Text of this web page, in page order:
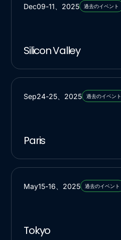
Dec09-11 2025 過去のイベント
Silicon Valley
Sep24-25 2025 過去のイベント
Paris
May15-16 2025 過去のイベント
Tokyo